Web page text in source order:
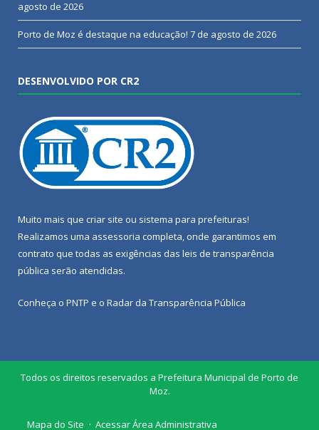
agosto de 2026
Porto de Moz é destaque na educação! 7 de agosto de 2026
DESENVOLVIDO POR CR2
Muito mais que criar site ou sistema para prefeituras!
Realizamos uma assessoria completa, onde garantimos em
contrato que todas as exigências das leis de transparência
pública serão atendidas.
Conheça o PNTP e o Radar da Transparência Pública
Todos os direitos reservados a Prefeitura Municipal de Porto de
Moz.
Mapa do Site Acessar Área Administrativa